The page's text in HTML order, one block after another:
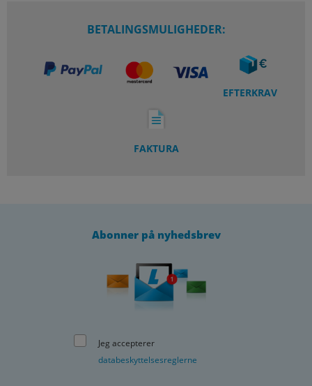
BETALINGSMULIGHEDER:
EFTERKRAV
FAKTURA
Abonner på nyhedsbrev
Jeg accepterer
databeskyttelsesreglerne